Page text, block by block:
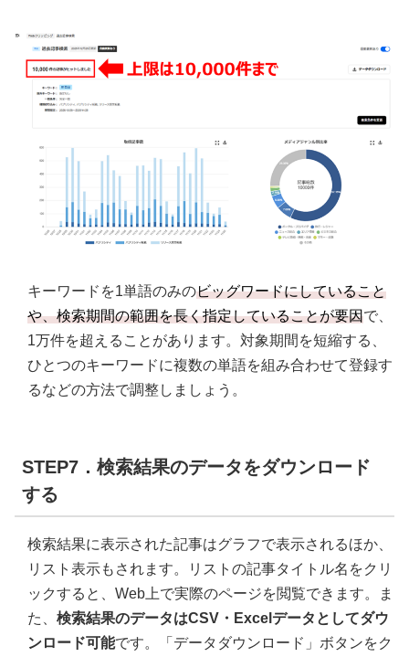
キーワードを1単語のみのビッグワードにしていること
や、検索期間の範囲を長く指定していることが要因で、
1万件を超えることがあります。対象期間を短縮する、
ひとつのキーワードに複数の単語を組み合わせて登録す
るなどの方法で調整しましょう。
STEP7．検索結果のデータをダウンロード
する
検索結果に表示された記事はグラフで表示されるほか、
リスト表示もされます。リストの記事タイトル名をクリ
ックすると、Web上で実際のページを閲覧できます。ま
た、 検索結果のデータはCSV・Excelデータとしてダウ
ンロード可能です。「データダウンロード」ボタンをク